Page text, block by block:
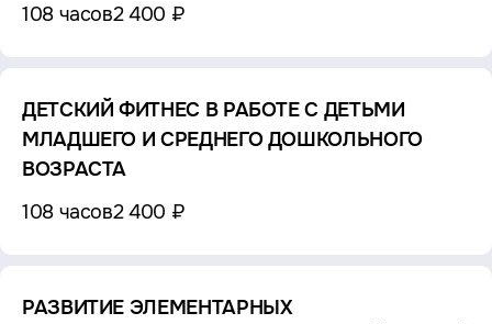
108 часов2 400 ₽
ДЕТСКИЙ ФИТНЕС В РАБОТЕ С ДЕТЬМИ
МЛАДШЕГО И СРЕДНЕГО ДОШКОЛЬНОГО
ВОЗРАСТА
108 часов2 400 ₽
РАЗВИТИЕ ЭЛЕМЕНТАРНЫХ